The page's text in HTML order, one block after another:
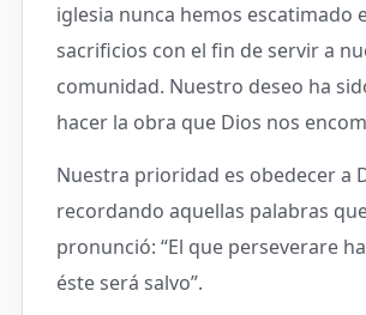
iglesia nunca hemos escatimado
sacrificios con el fin de servir a
comunidad. Nuestro deseo ha
hacer la obra que Dios nos
Nuestra prioridad es obedecer a
recordando aquellas palabras
pronunció: “El que perseverare
éste será salvo”.